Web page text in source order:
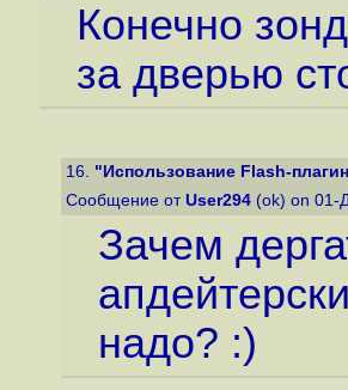
Конечно
за дверью
16. "Использование Flash-
Сообщение от User294 (ok) on 01-
Зачем
надо? :)